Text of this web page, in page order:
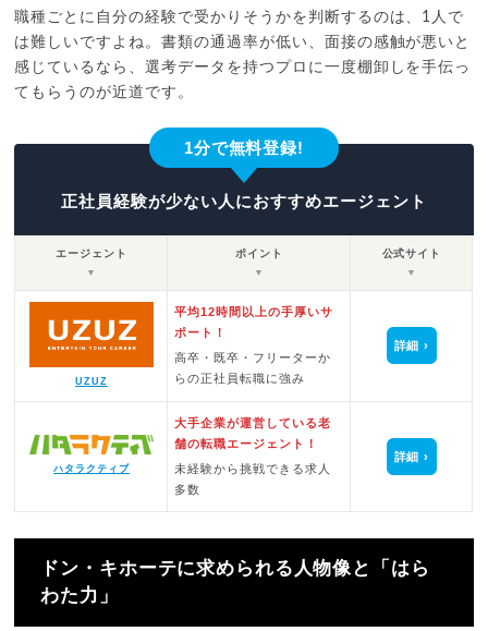
職種ごとに自分の経験で受かりそうかを判断するのは、1人で
は難しいですよね。書類の通過率が低い、面接の感触が悪いと
感じているなら、選考データを持つプロに一度棚卸しを手伝っ
てもらうのが近道です。
1分で無料登録!
正社員経験が少ない人におすすめエージェント
エージェント
▼
ポイント
▼
公式サイト
▼
UZUZ
平均12時間以上の手厚いサ
ポート！
高卒・既卒・フリーターか
らの正社員転職に強み
詳細
ハタラクティブ
大手企業が運営している老
舗の転職エージェント！
未経験から挑戦できる求人
多数
詳細
ドン・キホーテに求められる人物像と「はら
わた力」